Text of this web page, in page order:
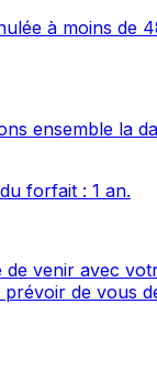
à moins de
ensemble la
forfait : 1 an.
venir avec
de vous